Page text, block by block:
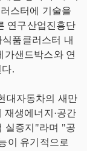
스터에 기술을
연구산업진흥단
품클러스터 내
가샌드박스와 연
.
대자동차의 새만
생에너지·공간
실증지"라며 "공
이 유기적으로